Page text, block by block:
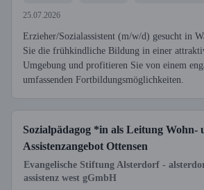
25.07.2026
Erzieher/Sozialassistent (m/w/d) gesucht in
Sie die frühkindliche Bildung in einer
Umgebung und profitieren Sie von einem
umfassenden Fortbildungsmöglichkeiten.
Sozialpädagog *in als Leitung Wohn-
Assistenzangebot Ottensen
Evangelische Stiftung Alsterdorf -
assistenz west gGmbH